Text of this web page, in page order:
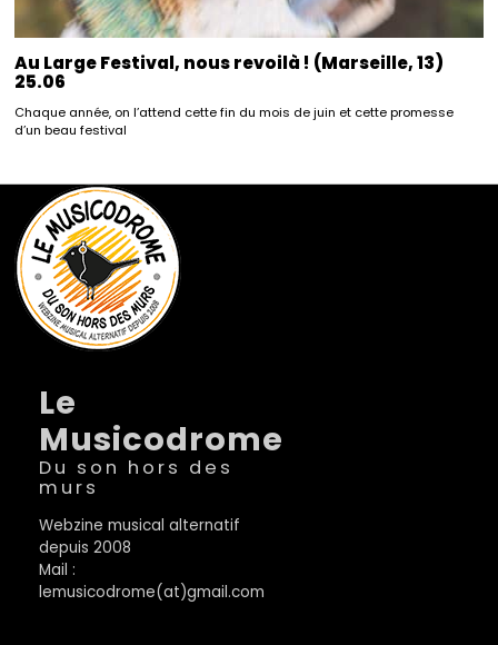
Au Large Festival, nous revoilà ! (Marseille, 13)
25.06
Chaque année, on l’attend cette fin du mois de juin et cette promesse
d’un beau festival
Le
Musicodrome
Du son hors des
murs
Webzine musical alternatif
depuis 2008
Mail :
lemusicodrome(at)gmail.com